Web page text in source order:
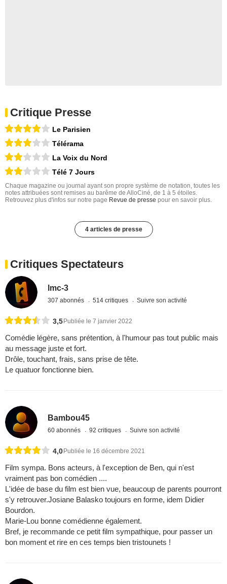
Critique Presse
Le Parisien
Télérama
La Voix du Nord
Télé 7 Jours
Chaque magazine ou journal ayant son propre système de notation, toutes les
notes attribuées sont remises au barême de AlloCiné, de 1 à 5 étoiles.
Retrouvez plus d'infos sur notre page Revue de presse pour en savoir plus.
4 articles de presse
Critiques Spectateurs
lmc-3
307 abonnés 514 critiques Suivre son activité
3,5 Publiée le 7 janvier 2022
Comédie légère, sans prétention, à l'humour pas tout public mais
au message juste et fort.
Drôle, touchant, frais, sans prise de tête.
Le quatuor fonctionne bien.
Bambou45
60 abonnés 92 critiques Suivre son activité
4,0 Publiée le 16 décembre 2021
Film sympa. Bons acteurs, à l'exception de Ben, qui n'est
vraiment pas bon comédien ....
L'idée de base du film est bien vue, beaucoup de parents pourront
s'y retrouver.Josiane Balasko toujours en forme, idem Didier
Bourdon.
Marie-Lou bonne comédienne également.
Bref, je recommande ce petit film sympathique, pour passer un
bon moment et rire en ces temps bien tristounets !